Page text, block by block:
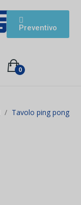
Preventivo
0
Tavolo ping pong